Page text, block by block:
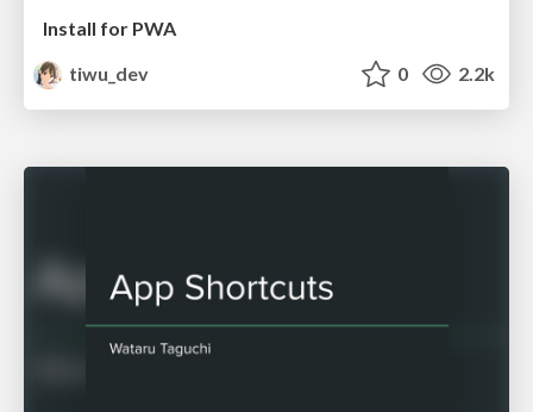
Install for PWA
tiwu_dev
0 2.2k